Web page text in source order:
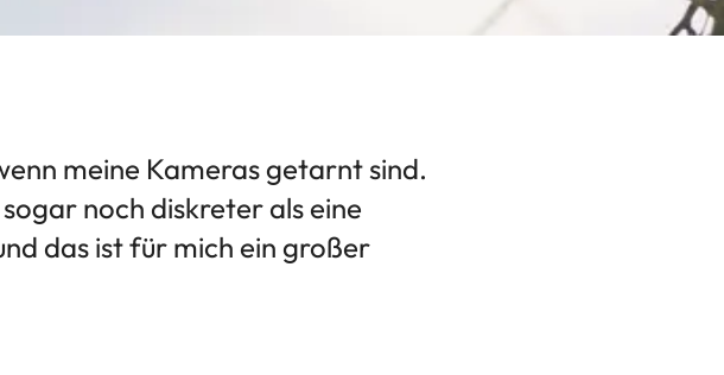
meine Kameras getarnt sind.
sogar noch diskreter als eine
das ist für mich ein großer